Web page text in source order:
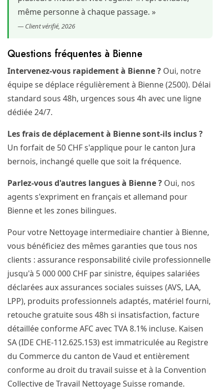
même personne à chaque passage. »
— Client vérifié, 2026
Questions fréquentes à Bienne
Intervenez-vous rapidement à Bienne ? Oui, notre
équipe se déplace régulièrement à Bienne (2500). Délai
standard sous 48h, urgences sous 4h avec une ligne
dédiée 24/7.
Les frais de déplacement à Bienne sont-ils inclus ?
Un forfait de 50 CHF s'applique pour le canton Jura
bernois, inchangé quelle que soit la fréquence.
Parlez-vous d'autres langues à Bienne ? Oui, nos
agents s'expriment en français et allemand pour
Bienne et les zones bilingues.
Pour votre Nettoyage intermediaire chantier à Bienne,
vous bénéficiez des mêmes garanties que tous nos
clients : assurance responsabilité civile professionnelle
jusqu'à 5 000 000 CHF par sinistre, équipes salariées
déclarées aux assurances sociales suisses (AVS, LAA,
LPP), produits professionnels adaptés, matériel fourni,
retouche gratuite sous 48h si insatisfaction, facture
détaillée conforme AFC avec TVA 8.1% incluse. Kaisen
SA (IDE CHE-112.625.153) est immatriculée au Registre
du Commerce du canton de Vaud et entièrement
conforme au droit du travail suisse et à la Convention
Collective de Travail Nettoyage Suisse romande.